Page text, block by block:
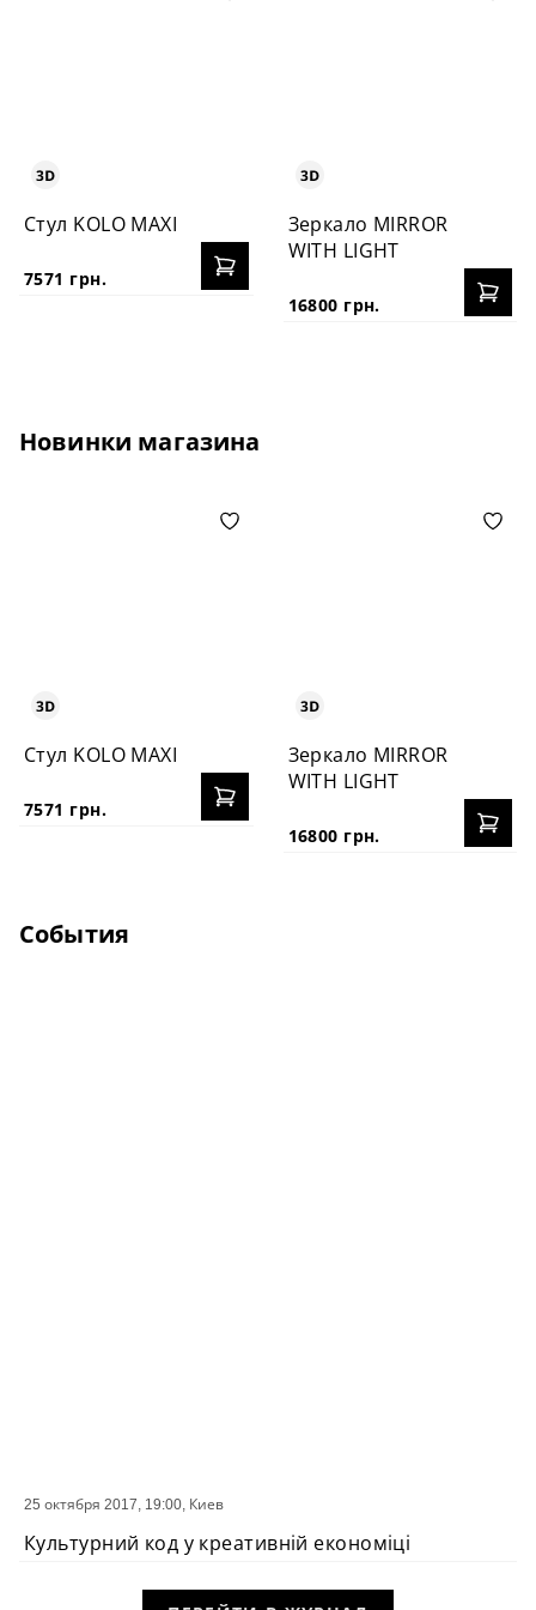
Стул KOLO MAXI
7571 грн.
Зеркало MIRROR
WITH LIGHT
16800 грн.
Новинки магазина
Стул KOLO MAXI
7571 грн.
Зеркало MIRROR
WITH LIGHT
16800 грн.
События
СОБЫТИЕ
25 октября 2017, 19:00, Киев
Культурний код у креативній економіці